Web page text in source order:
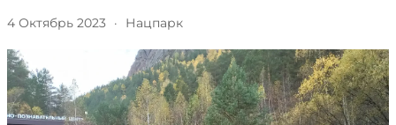
4 Октябрь 2023 · Нацпарк